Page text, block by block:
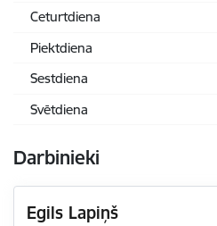
Ceturtdiena
Piektdiena
Sestdiena
Svētdiena
Darbinieki
Egils Lapiņš